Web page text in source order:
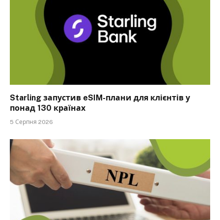
Starling запустив eSIM-плани для клієнтів у
понад 130 країнах
5 Серпня 2026